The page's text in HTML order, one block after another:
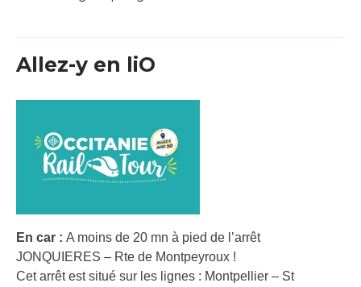
Allez-y en liO
En car : A moins de 20 mn à pied de l’arrêt
JONQUIERES – Rte de Montpeyroux !
Cet arrêt est situé sur les lignes : Montpellier – St